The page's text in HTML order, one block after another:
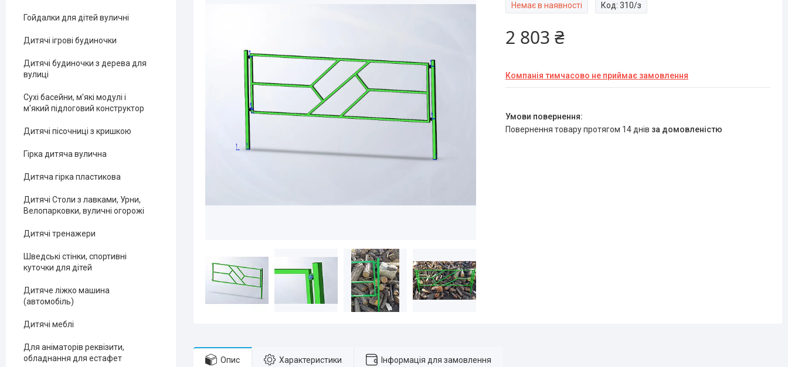
Немає в наявності Код:310/з
2 803 ₴
Компанія тимчасово не приймає замовлення
повернення товару протягом 14 днів за домовленістю
Опис Характеристики Інформація для замовлення
Гойдалки для дітей вуличні
Дитячі ігрові будиночки
Дитячі будиночки з дерева для
вулиці
Сухі басейни, м'які модулі і
м'який підлоговий конструктор
Дитячі пісочниці з кришкою
Гірка дитяча вулична
Дитяча гірка пластикова
Дитячі Столи з лавками, Урни,
Велопарковки, вуличні огорожі
Дитячі тренажери
Шведські стінки, спортивні
куточки для дітей
Дитяче ліжко машина
(автомобіль)
Дитячі меблі
Для аніматорів реквізити,
обладнання для естафет